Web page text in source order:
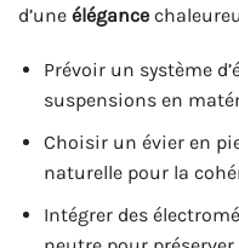
d’une élégance
Prévoir un système
suspensions en
Choisir un évier en
naturelle pour la
Intégrer des